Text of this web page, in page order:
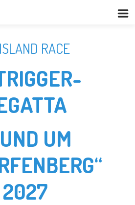
RACE
UM
2027